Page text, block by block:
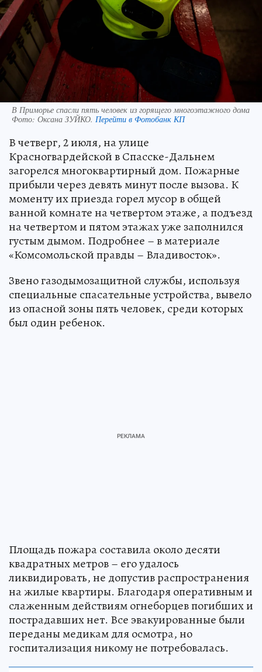
В Приморье спасли пять человек из горящего многоэтажного дома
Фото: Оксана ЗУЙКО. Перейти в Фотобанк КП
В четверг, 2 июля, на улице
Красногвардейской в Спасске-Дальнем
загорелся многоквартирный дом. Пожарные
прибыли через девять минут после вызова. К
моменту их приезда горел мусор в общей
ванной комнате на четвертом этаже, а подъезд
на четвертом и пятом этажах уже заполнился
густым дымом. Подробнее – в материале
«Комсомольской правды – Владивосток».
Звено газодымозащитной службы, используя
специальные спасательные устройства, вывело
из опасной зоны пять человек, среди которых
был один ребенок.
Площадь пожара составила около десяти
квадратных метров – его удалось
ликвидировать, не допустив распространения
на жилые квартиры. Благодаря оперативным и
слаженным действиям огнеборцев погибших и
пострадавших нет. Все эвакуированные были
переданы медикам для осмотра, но
госпитализация никому не потребовалась.